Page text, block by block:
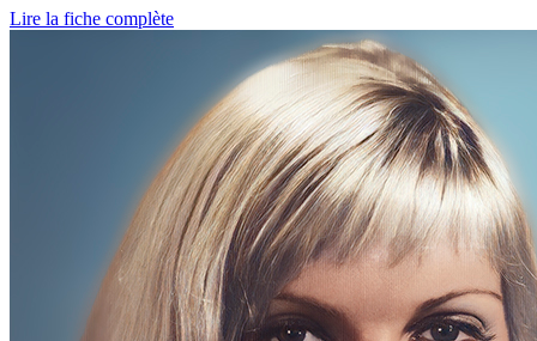
Lire la fiche complète